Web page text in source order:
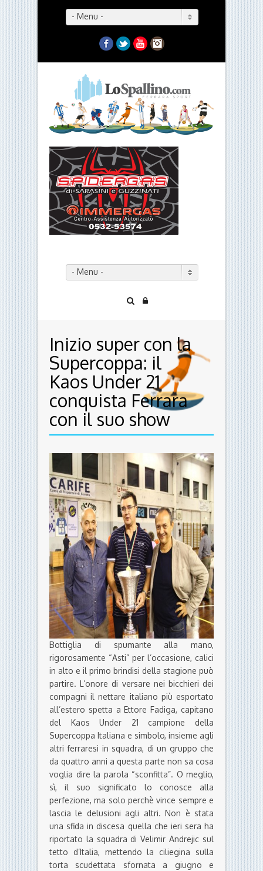
- Menu -
Facebook
TwitterYouTubeInstagram
- Menu -
Inizio super con la
Supercoppa: il
Kaos Under 21
conquista Ferrara
con il suo show
Bottiglia di spumante alla mano,
rigorosamente “Asti” per l’occasione, calici
in alto e il primo brindisi della stagione può
partire. L’onore di versare nei bicchieri dei
compagni il nettare italiano più esportato
all’estero spetta a Ettore Fadiga, capitano
del Kaos Under 21 campione della
Supercoppa Italiana e simbolo, insieme agli
altri ferraresi in squadra, di un gruppo che
da quattro anni a questa parte non sa cosa
voglia dire la parola “sconfitta”. O meglio,
sì, il suo significato lo conosce alla
perfezione, ma solo perchè vince sempre e
lascia le delusioni agli altri. Non è stata
una sfida in discesa quella che ieri sera ha
riportato la squadra di Velimir Andrejic sul
tetto d’Italia, mettendo la ciliegina sulla
torta scudettata sfornata a giugno e